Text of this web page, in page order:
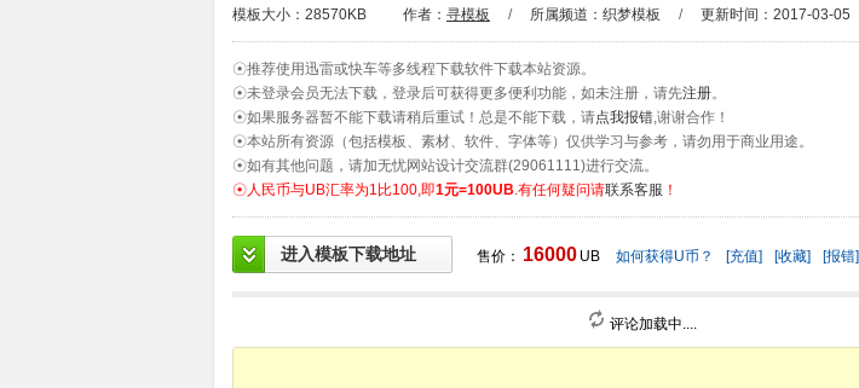
模板大小：28570KB 作者： 寻模板 / 所属频道： 织梦模板 / 更新时间：2017-03-05
☉推荐使用迅雷或快车等多线程下载软件下载本站资源。
☉未登录会员无法下载，登录后可获得更多便利功能，如未注册，请先注册。
☉如果服务器暂不能下载请稍后重试！总是不能下载，请点我报错,谢谢合作！
☉本站所有资源（包括模板、素材、软件、字体等）仅供学习与参考，请勿用于商业用途。
☉如有其他问题，请加无忧网站设计交流群(29061111)进行交流。
☉人民币与UB汇率为1比100,即1元=100UB.有任何疑问请联系客服 ！
进入模板下载地址 售价： 16000 UB 如何获得U币？ [充值] [收藏] [报错]
评论加载中....